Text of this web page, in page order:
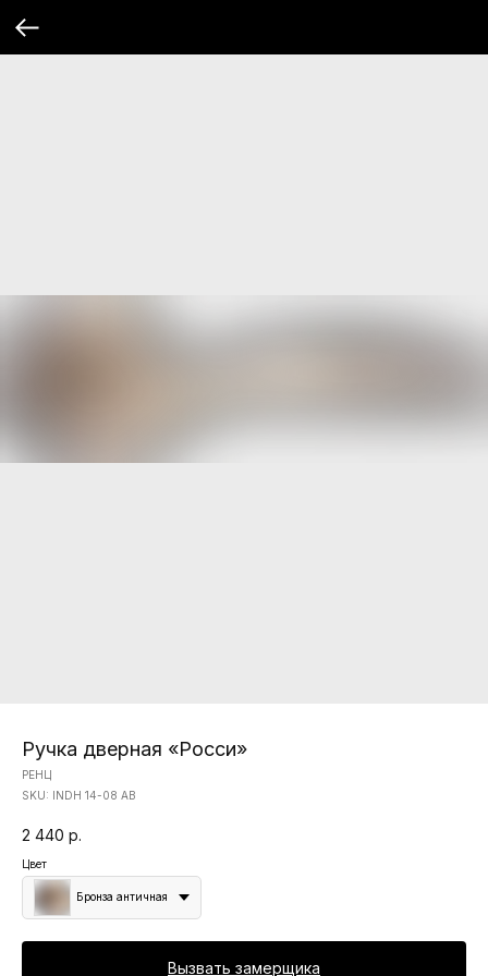
Ручка дверная «Росси»
РЕНЦ
SKU: INDH 14-08 AB
2 440 р.
Цвет
Бронза античная
Вызвать замерщика